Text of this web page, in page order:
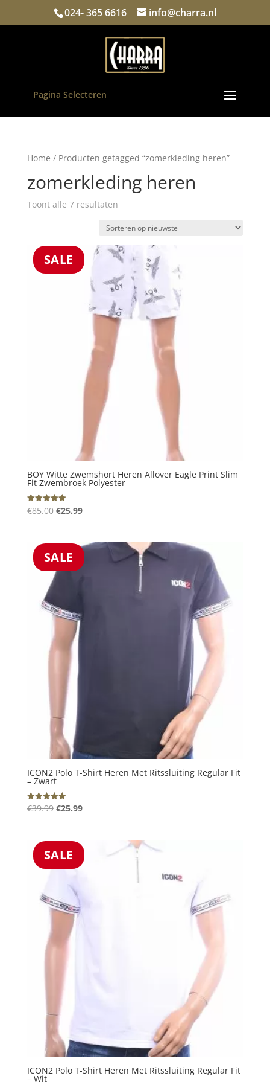
024- 365 6616 info@charra.nl
Pagina Selecteren
Home / Producten getagged “zomerkleding heren”
zomerkleding heren
Toont alle 7 resultatenGesorteerd
nieuwste
SALE
BOY Witte Zwemshort Heren Allover Eagle Print Slim
Fit Zwembroek Polyester
Gewaardeerd
5.00
€85.00 Oorspronkelijke
€85.00.
€25.99Huidige
€25.99.
SALE
ICON2 Polo T-Shirt Heren Met Ritssluiting Regular Fit
– Zwart
Gewaardeerd
5.00
€39.99 Oorspronkelijke
€39.99.
€25.99Huidige
€25.99.
SALE
ICON2 Polo T-Shirt Heren Met Ritssluiting Regular Fit
– Wit